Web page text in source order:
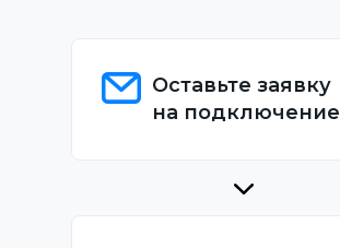
Оставьте заявку
на подключение